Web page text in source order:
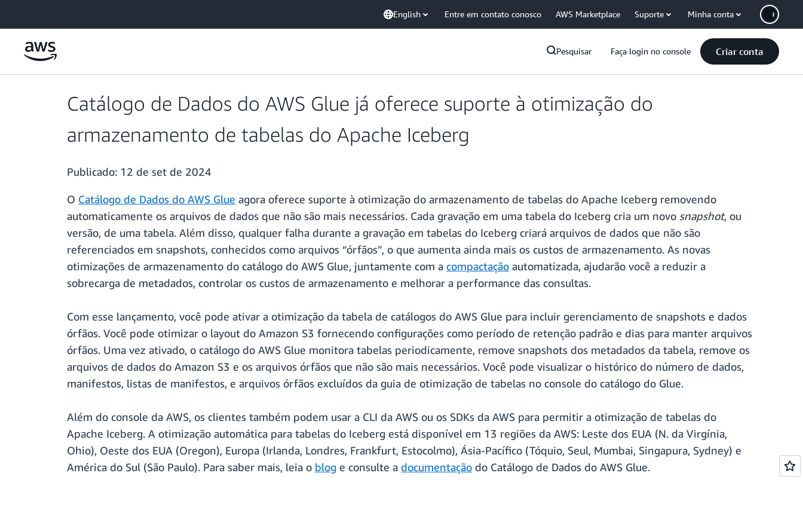
English Entre em contato conosco AWS Marketplace Suporte Minha conta
Pesquisar Faça login no console Criar conta
Catálogo de Dados do AWS Glue já oferece suporte à otimização do
armazenamento de tabelas do Apache Iceberg
Publicado: 12 de set de 2024
O Catálogo de Dados do AWS Glue agora oferece suporte à otimização do armazenamento de tabelas do Apache Iceberg removendo
automaticamente os arquivos de dados que não são mais necessários. Cada gravação em uma tabela do Iceberg cria um novo snapshot, ou
versão, de uma tabela. Além disso, qualquer falha durante a gravação em tabelas do Iceberg criará arquivos de dados que não são
referenciados em snapshots, conhecidos como arquivos “órfãos”, o que aumenta ainda mais os custos de armazenamento. As novas
otimizações de armazenamento do catálogo do AWS Glue, juntamente com a compactação automatizada, ajudarão você a reduzir a
sobrecarga de metadados, controlar os custos de armazenamento e melhorar a performance das consultas.
Com esse lançamento, você pode ativar a otimização da tabela de catálogos do AWS Glue para incluir gerenciamento de snapshots e dados
órfãos. Você pode otimizar o layout do Amazon S3 fornecendo configurações como período de retenção padrão e dias para manter arquivos
órfãos. Uma vez ativado, o catálogo do AWS Glue monitora tabelas periodicamente, remove snapshots dos metadados da tabela, remove os
arquivos de dados do Amazon S3 e os arquivos órfãos que não são mais necessários. Você pode visualizar o histórico do número de dados,
manifestos, listas de manifestos, e arquivos órfãos excluídos da guia de otimização de tabelas no console do catálogo do Glue.
Além do console da AWS, os clientes também podem usar a CLI da AWS ou os SDKs da AWS para permitir a otimização de tabelas do
Apache Iceberg. A otimização automática para tabelas do Iceberg está disponível em 13 regiões da AWS: Leste dos EUA (N. da Virgínia,
Ohio), Oeste dos EUA (Oregon), Europa (Irlanda, Londres, Frankfurt, Estocolmo), Ásia-Pacífico (Tóquio, Seul, Mumbai, Singapura, Sydney) e
América do Sul (São Paulo). Para saber mais, leia o blog e consulte a documentação do Catálogo de Dados do AWS Glue.